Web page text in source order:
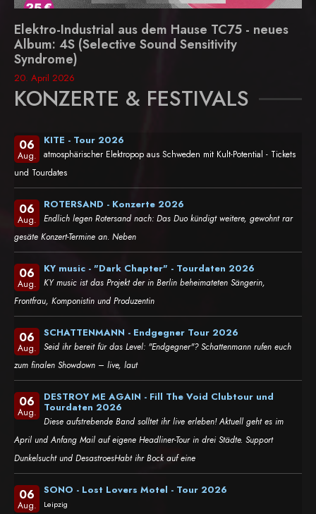
Elektro-Industrial aus dem Hause TC75 - neues
Album: 4S (Selective Sound Sensitivity
Syndrome)
20. April 2026
KONZERTE & FESTIVALS
06
Aug.
KITE - Tour 2026
atmosphärischer Elektropop aus Schweden mit Kult-Potential - Tickets
und Tourdates
06
Aug.
ROTERSAND - Konzerte 2026
Endlich legen Rotersand nach: Das Duo kündigt weitere, gewohnt rar
gesäte Konzert-Termine an. Neben
06
Aug.
KY music - "Dark Chapter" - Tourdaten 2026
KY music ist das Projekt der in Berlin beheimateten Sängerin,
Frontfrau, Komponistin und Produzentin
06
Aug.
SCHATTENMANN - Endgegner Tour 2026
Seid ihr bereit für das Level: "Endgegner"? Schattenmann rufen euch
zum finalen Showdown – live, laut
06
Aug.
DESTROY ME AGAIN - Fill The Void Clubtour und
Tourdaten 2026
Diese aufstrebende Band solltet ihr live erleben! Aktuell geht es im
April und Anfang Mail auf eigene Headliner-Tour in drei Städte. Support
Dunkelsucht und DesastroesHabt ihr Bock auf eine
06
Aug.
SONO - Lost Lovers Motel - Tour 2026
Leipzig